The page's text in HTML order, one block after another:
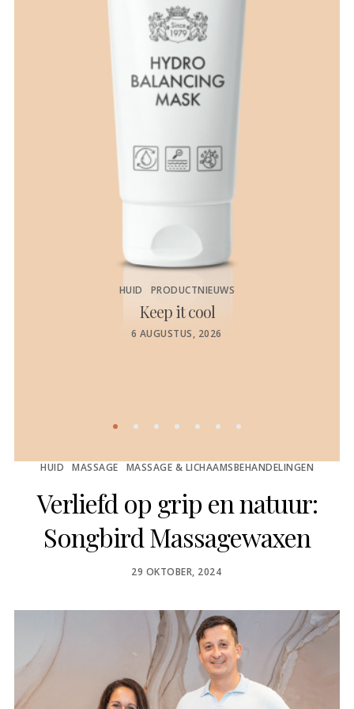
HUID PRODUCTNIEUWS
Keep it cool
POSTED
6 AUGUSTUS, 2026
HUID MASSAGE MASSAGE & LICHAAMSBEHANDELINGEN
Verliefd op grip en natuur:
Songbird Massagewaxen
POSTED
29 OKTOBER, 2024